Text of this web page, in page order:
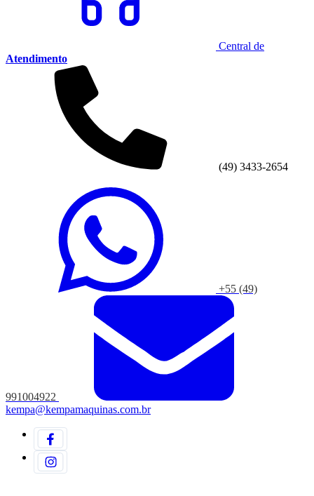
Central de
Atendimento
(49) 3433-2654
+55 (49)
991004922
kempa@kempamaquinas.com.br